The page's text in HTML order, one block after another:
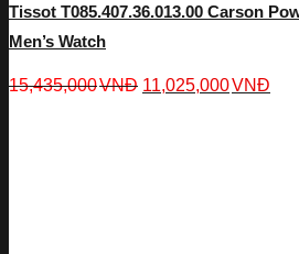
Tissot T085.407.36.013.00 Carson
Men’s Watch
15,435,000VNĐ 11,025,000VNĐ